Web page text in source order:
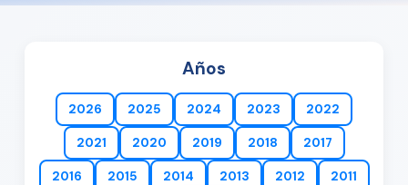
Años
2026 2025 2024 2023 2022
2021 2020 2019 2018 2017
2016 2015 2014 2013 2012 2011